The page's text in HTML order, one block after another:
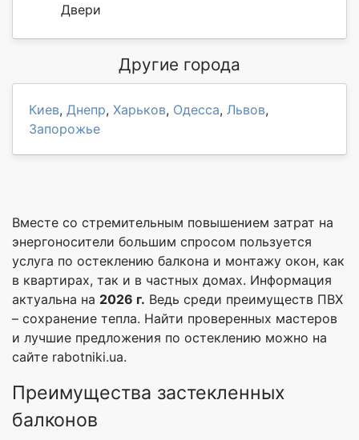
Двери
Другие города
Киев, Днепр, Харьков, Одесса, Львов,
Запорожье
Вместе со стремительным повышением затрат на
энергоносители большим спросом пользуется
услуга по остеклению балкона и монтажу окон, как
в квартирах, так и в частных домах. Информация
актуальна на 2026 г. Ведь среди преимуществ ПВХ
– сохранение тепла. Найти проверенных мастеров
и лучшие предложения по остеклению можно на
сайте rabotniki.ua.
Преимущества застекленных
балконов